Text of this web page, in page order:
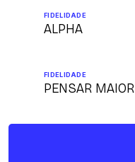
FIDELIDADE
ALPHA
FIDELIDADE
PENSAR MAIOR